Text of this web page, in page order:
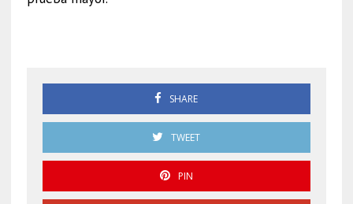
SHARE
TWEET
PIN